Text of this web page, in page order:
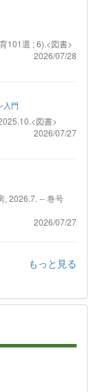
101選 ; 6).<図書>
2026/07/28
入門
図書>
2026/07/27
, 2026.7. -- 巻号
2026/07/27
もっと見る